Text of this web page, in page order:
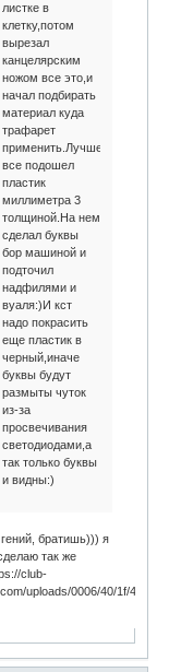
листке в
клетку,потом
вырезал
канцелярским
ножом все это,и
начал подбирать
материал куда
трафарет
применить.Лучше
все подошел
пластик
миллиметра 3
толщиной.На нем
сделал буквы
бор машиной и
подточил
надфилями и
вуаля:)И кст
надо покрасить
еще пластик в
черный,иначе
буквы будут
размыты чуток
из-за
просвечивания
светодиодами,а
так только буквы
и видны:)
братишь))) я
так же